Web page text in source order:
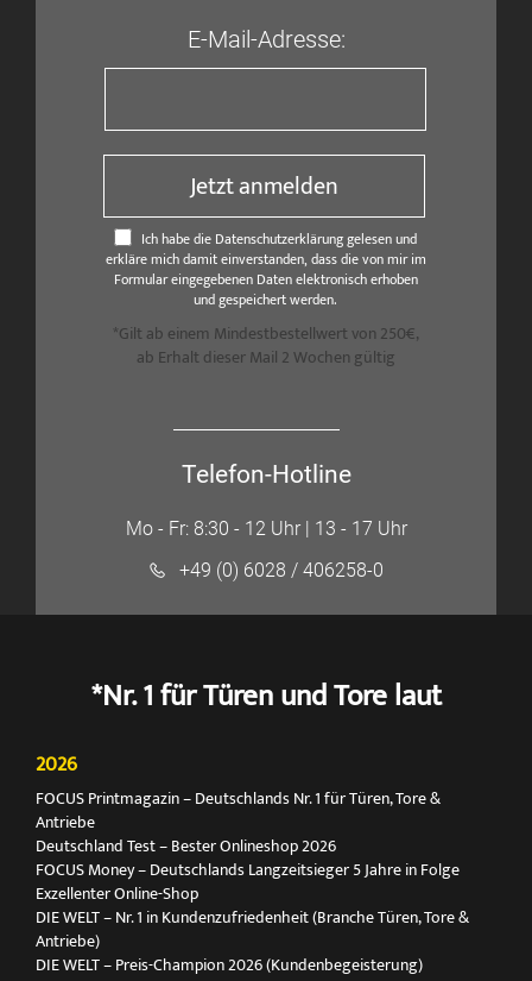
E-Mail-Adresse:
Jetzt anmelden
Ich habe die Datenschutzerklärung gelesen und
erkläre mich damit einverstanden, dass die von mir im
Formular eingegebenen Daten elektronisch erhoben
und gespeichert werden.
*Gilt ab einem Mindestbestellwert von 250€,
ab Erhalt dieser Mail 2 Wochen gültig
Telefon-Hotline
Mo - Fr: 8:30 - 12 Uhr | 13 - 17 Uhr
+49 (0) 6028 / 406258-0
*Nr. 1 für Türen und Tore laut
2026
FOCUS Printmagazin – Deutschlands Nr. 1 für Türen, Tore &
Antriebe
Deutschland Test – Bester Onlineshop 2026
FOCUS Money – Deutschlands Langzeitsieger 5 Jahre in Folge
Exzellenter Online-Shop
DIE WELT – Nr. 1 in Kundenzufriedenheit (Branche Türen, Tore &
Antriebe)
DIE WELT – Preis-Champion 2026 (Kundenbegeisterung)